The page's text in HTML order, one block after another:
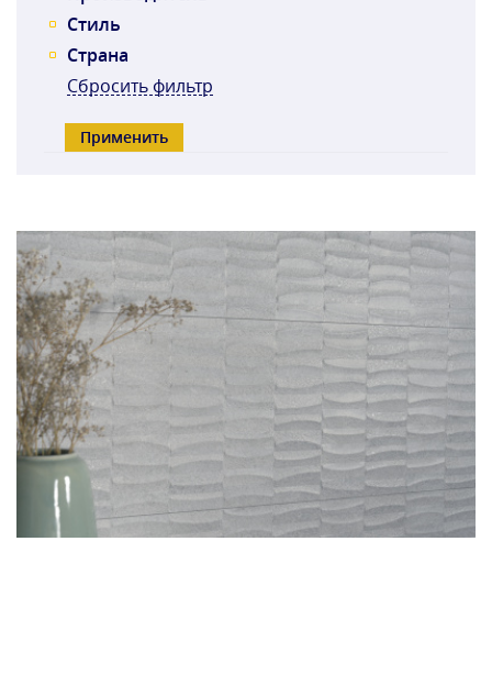
Стиль
Страна
Сбросить фильтр